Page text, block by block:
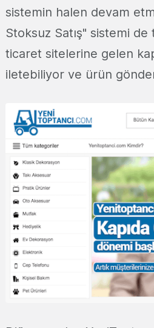
sistemin halen devam
Stoksuz Satış" sistemi
ticaret sitelerine gelen
iletebiliyor ve ürün